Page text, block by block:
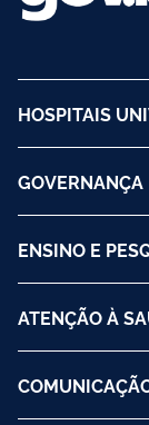
HOSPITAIS
GOVERNANÇA
ENSINO E
ATENÇÃO À